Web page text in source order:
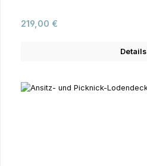
Regulärer Preis:
219,00 €
Details